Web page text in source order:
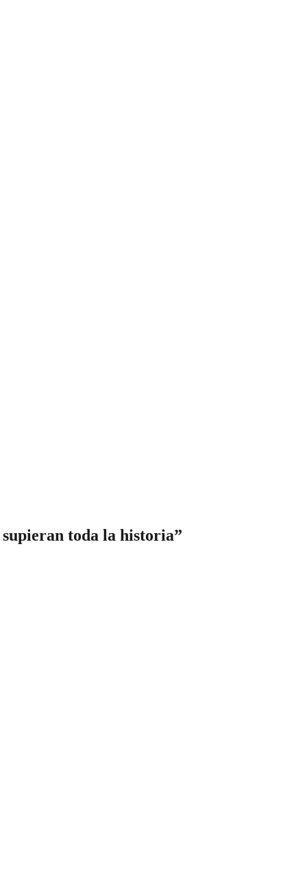
toda la historia”